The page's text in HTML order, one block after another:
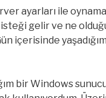
ayarları ile
gelir ve ne
içerisinde
bir Windows